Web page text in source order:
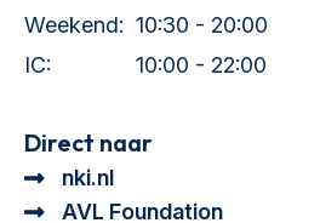
Weekend: 10:30 - 20:00
IC:
10:00 - 22:00
Direct naar
nki.nl
AVL Foundation